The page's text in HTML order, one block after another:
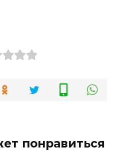
понравиться